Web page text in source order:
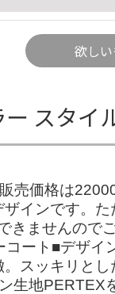
欲し
スタイ
価格は
インです。
きませんので
ート■デザイ
スッキリと
生地PERTEX